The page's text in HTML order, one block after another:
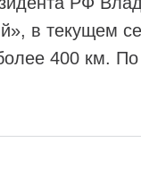
в текущем
400 км.